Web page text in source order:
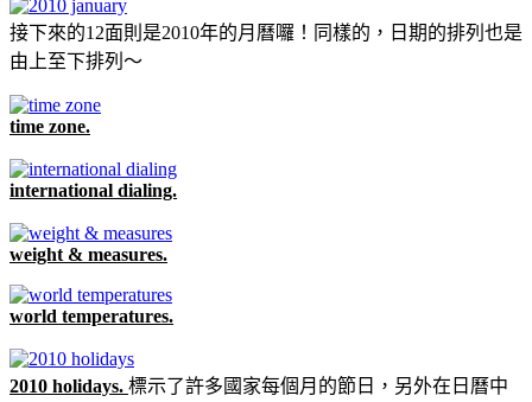
接下來的12面則是2010年的月曆囉！同樣的，日期的排列也是
由上至下排列～
time zone.
international dialing.
weight & measures.
world temperatures.
2010 holidays. 標示了許多國家每個月的節日，另外在日曆中